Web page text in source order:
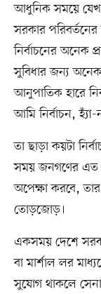
আধুনিক সময়ে
সরকার পরিবর্তনের
নির্বাচনের অনেক
সুবিধার জন্য অনেক
আনুপাতিক হারে
আমি নির্বাচন, হ্যাঁ-
তা ছাড়া কয়টা
সময় জনগণের এত
অপেক্ষা করবে,
তোড়জোড়।
একসময় দেশে
বা মার্শাল লর
সুযোগ থাকলে